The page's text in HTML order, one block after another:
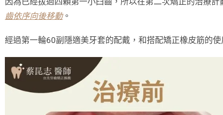
齒依序向後移動。
經過第一輪60副隱適美牙套的配戴，和搭配矯正橡皮筋的